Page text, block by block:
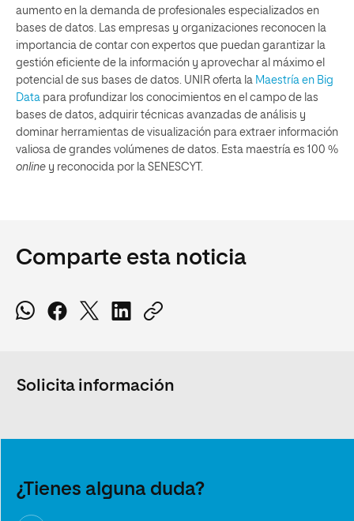
aumento en la demanda de profesionales especializados en
bases de datos. Las empresas y organizaciones reconocen la
importancia de contar con expertos que puedan garantizar la
gestión eficiente de la información y aprovechar al máximo el
potencial de sus bases de datos. UNIR oferta la Maestría en Big
Data para profundizar los conocimientos en el campo de las
bases de datos, adquirir técnicas avanzadas de análisis y
dominar herramientas de visualización para extraer información
valiosa de grandes volúmenes de datos. Esta maestría es 100 %
online y reconocida por la SENESCYT.
Comparte esta noticia
Solicita información
¿Tienes alguna duda?